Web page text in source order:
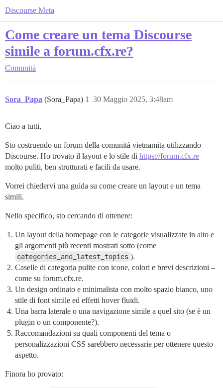
Discourse Meta
Come creare un tema Discourse
simile a forum.cfx.re?
Comunità
Sora_Papa (Sora_Papa) 30 Maggio 2025, 3:48am
1
Ciao a tutti,
Sto costruendo un forum della comunità vietnamita utilizzando
Discourse. Ho trovato il layout e lo stile di https://forum.cfx.re
molto puliti, ben strutturati e facili da usare.
Vorrei chiedervi una guida su come creare un layout e un tema
simili.
Nello specifico, sto cercando di ottenere:
Un layout della homepage con le categorie visualizzate in alto e
gli argomenti più recenti mostrati sotto (come
categories_and_latest_topics ).
Caselle di categoria pulite con icone, colori e brevi descrizioni –
come su forum.cfx.re.
Un design ordinato e minimalista con molto spazio bianco, uno
stile di font simile ed effetti hover fluidi.
Una barra laterale o una navigazione simile a quel sito (se è un
plugin o un componente?).
Raccomandazioni su quali componenti del tema o
personalizzazioni CSS sarebbero necessarie per ottenere questo
aspetto.
Finora ho provato: